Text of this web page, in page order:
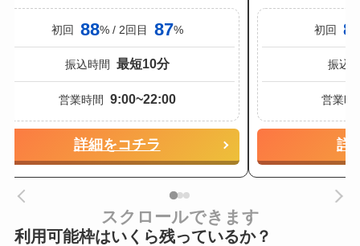
初回 88% / 2回目 87%
振込時間 最短10分
営業時間 9:00~22:00
詳細をコチラ
初回
振込
営業時
詳
スクロールできます
利用可能枠はいくら残っているか？